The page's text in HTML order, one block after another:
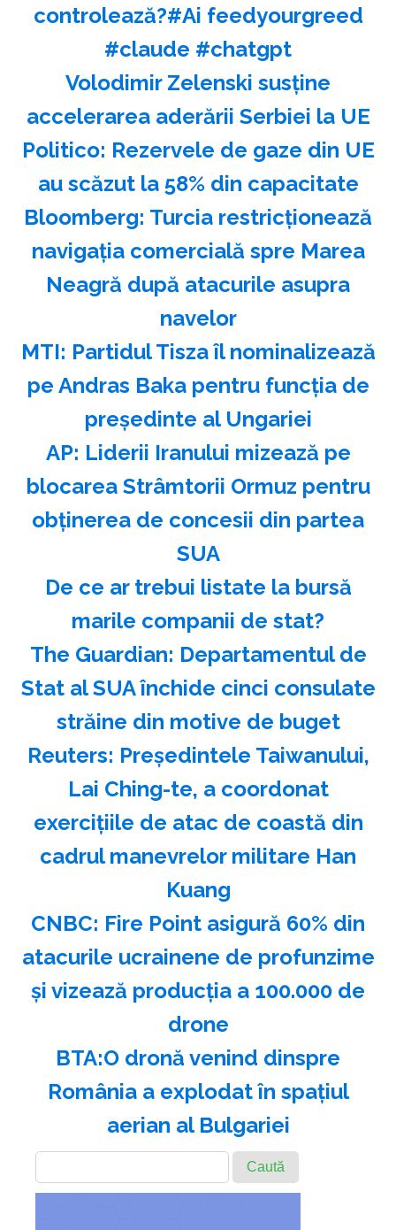
controlează?#Ai feedyourgreed
#claude #chatgpt
Volodimir Zelenski susţine
accelerarea aderării Serbiei la UE
Politico: Rezervele de gaze din UE
au scăzut la 58% din capacitate
Bloomberg: Turcia restricţionează
navigaţia comercială spre Marea
Neagră după atacurile asupra
navelor
MTI: Partidul Tisza îl nominalizează
pe Andras Baka pentru funcţia de
preşedinte al Ungariei
AP: Liderii Iranului mizează pe
blocarea Strâmtorii Ormuz pentru
obţinerea de concesii din partea
SUA
️De ce ar trebui listate la bursă
marile companii de stat?
The Guardian: Departamentul de
Stat al SUA închide cinci consulate
străine din motive de buget
Reuters: Preşedintele Taiwanului,
Lai Ching-te, a coordonat
exerciţiile de atac de coastă din
cadrul manevrelor militare Han
Kuang
CNBC: Fire Point asigură 60% din
atacurile ucrainene de profunzime
şi vizează producţia a 100.000 de
drone
BTA:O dronă venind dinspre
România a explodat în spaţiul
aerian al Bulgariei